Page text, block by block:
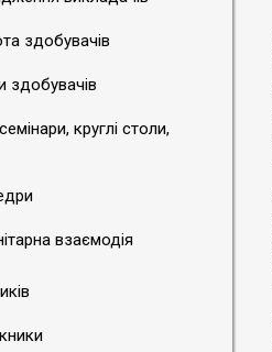
здобувачів
здобувачів
круглі столи,
взаємодія